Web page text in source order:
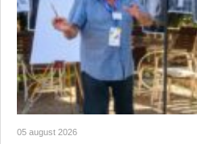
05 august 2026